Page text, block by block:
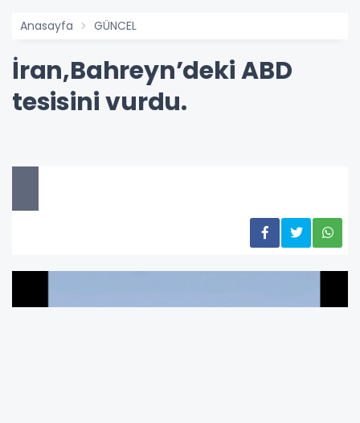
Anasayfa GÜNCEL
İran,Bahreyn’deki ABD
tesisini vurdu.